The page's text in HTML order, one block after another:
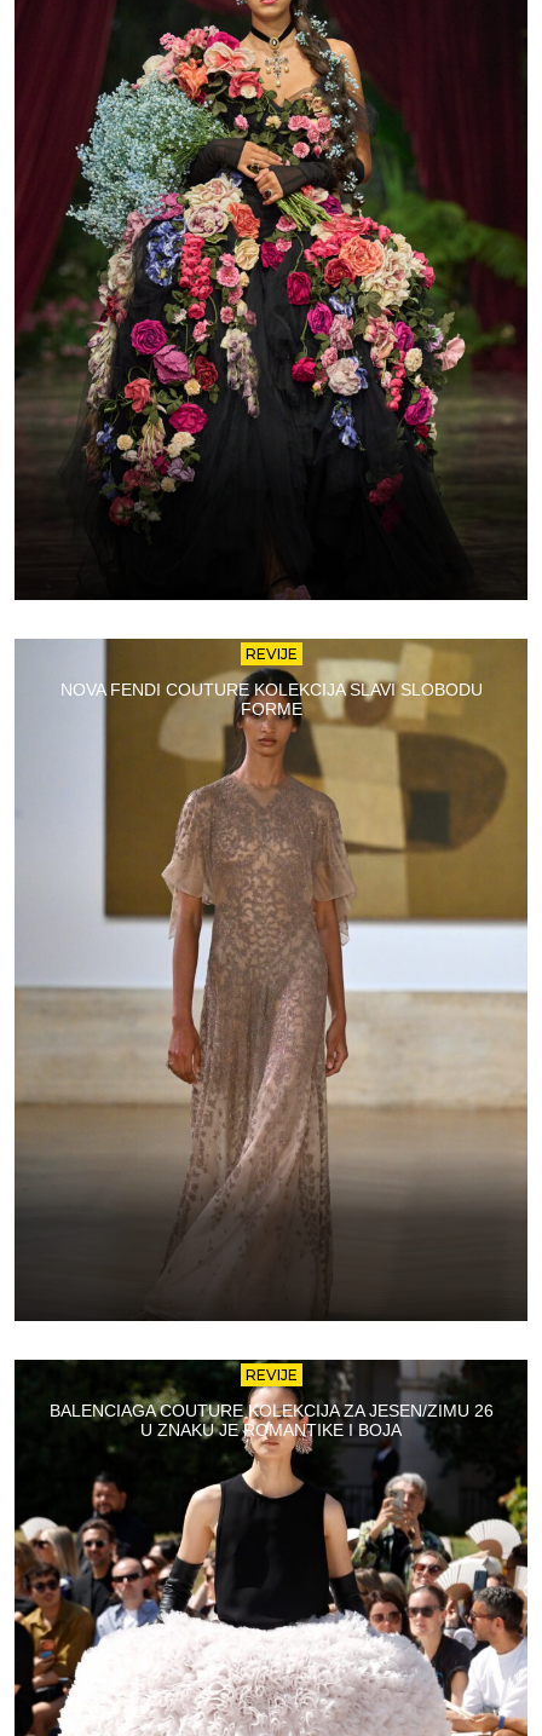
REVIJE
NOVA FENDI COUTURE KOLEKCIJA SLAVI SLOBODU
FORME
REVIJE
BALENCIAGA COUTURE KOLEKCIJA ZA JESEN/ZIMU 26
U ZNAKU JE ROMANTIKE I BOJA